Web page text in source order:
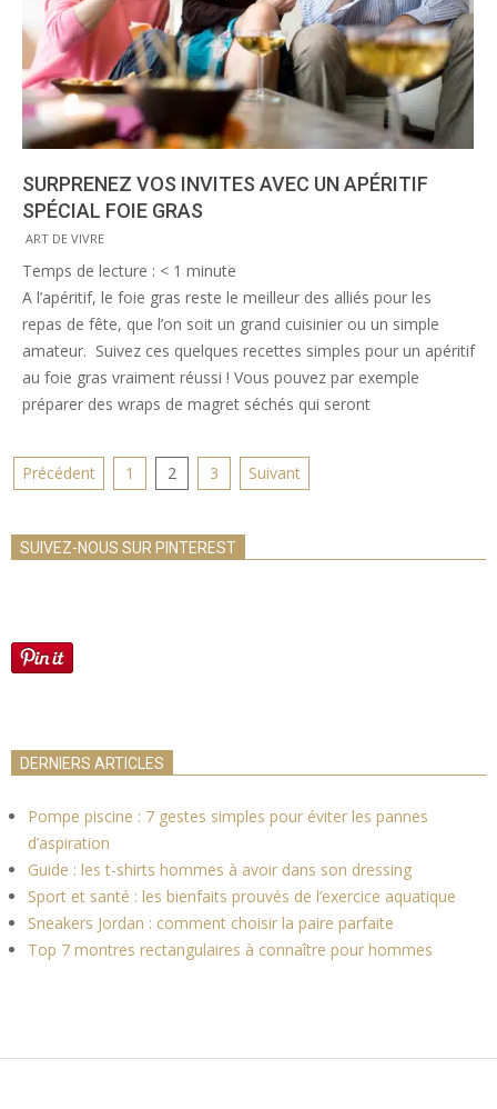
SURPRENEZ VOS INVITES AVEC UN APÉRITIF
SPÉCIAL FOIE GRAS
2013-
11-
24
ART DE VIVRE
Temps de lecture : < 1 minute
A l’apéritif, le foie gras reste le meilleur des alliés pour les
repas de fête, que l’on soit un grand cuisinier ou un simple
amateur. Suivez ces quelques recettes simples pour un apéritif
au foie gras vraiment réussi ! Vous pouvez par exemple
préparer des wraps de magret séchés qui seront
PAGINATION
PUBLICATIONS
Précédent 1 2 3 Suivant
SUIVEZ-NOUS SUR PINTEREST
DERNIERS ARTICLES
Pompe piscine : 7 gestes simples pour éviter les pannes
d’aspiration
Guide : les t-shirts hommes à avoir dans son dressing
Sport et santé : les bienfaits prouvés de l’exercice aquatique
Sneakers Jordan : comment choisir la paire parfaite
Top 7 montres rectangulaires à connaître pour hommes